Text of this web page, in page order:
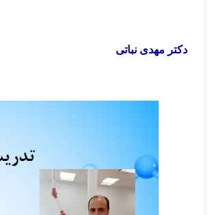
دکتر مهدی نباتی